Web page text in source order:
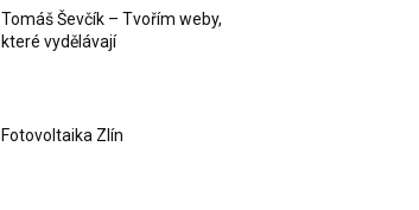
Tomáš Ševčík – Tvořím weby,
které vydělávají
Fotovoltaika Zlín